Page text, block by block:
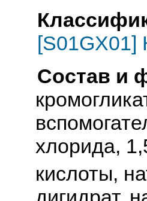
[S01GX01]
Состав и
хлорида,
кислоты,